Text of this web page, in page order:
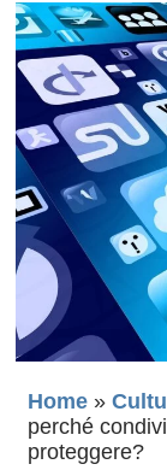
Home »
perché
proteggere?